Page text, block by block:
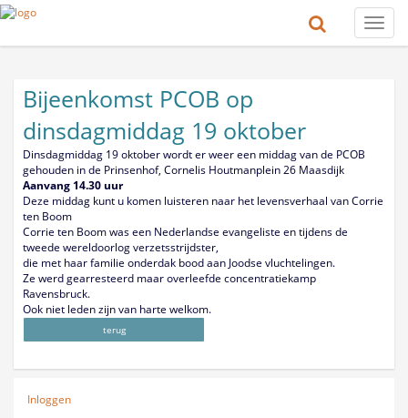
Toggle
Bijeenkomst PCOB op
dinsdagmiddag 19 oktober
Dinsdagmiddag 19 oktober wordt er weer een middag van de PCOB
gehouden in de Prinsenhof, Cornelis Houtmanplein 26 Maasdijk
Aanvang 14.30 uur
Deze middag kunt u komen luisteren naar het levensverhaal van Corrie
ten Boom
Corrie ten Boom was een Nederlandse evangeliste en tijdens de
tweede wereldoorlog verzetsstrijdster,
die met haar familie onderdak bood aan Joodse vluchtelingen.
Ze werd gearresteerd maar overleefde concentratiekamp
Ravensbruck.
Ook niet leden zijn van harte welkom.
terug
Inloggen